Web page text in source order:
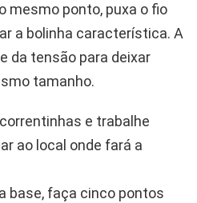
mesmo ponto, puxa o fio
a bolinha característica. A
da tensão para deixar
tamanho.
e trabalhe
ao local onde fará a
base, faça cinco pontos